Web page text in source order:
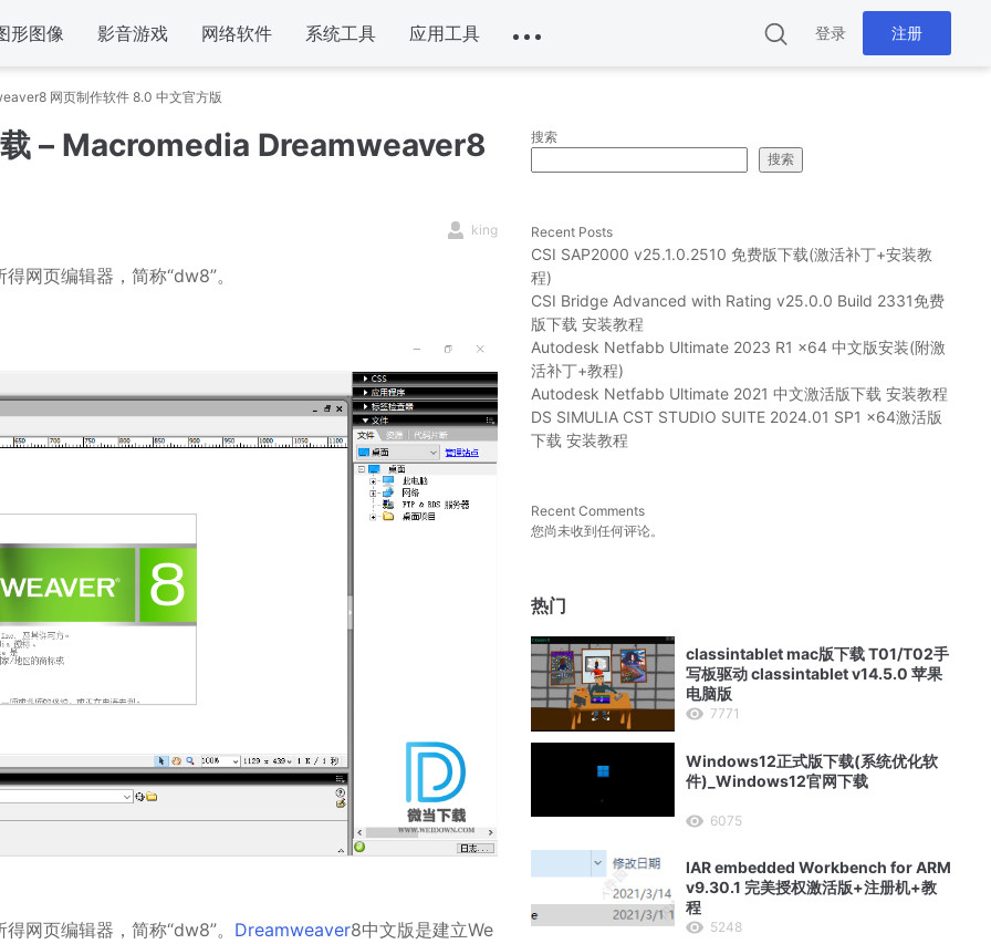
形图像 影音游戏 网络软件 系统工具 应用工具 登录 注册
网页制作软件 8.0 中文官方版
– Macromedia Dreamweaver8
king
网页编辑器，简称“dw8”。
网页编辑器，简称“dw8”。 Dreamweaver8中文版是建立We
搜索
搜索
Recent Posts
CSI SAP2000 v25.1.0.2510 免费版下载(激活补丁+安装教
程)
CSI Bridge Advanced with Rating v25.0.0 Build 2331免费
版下载 安装教程
Autodesk Netfabb Ultimate 2023 R1 x64 中文版安装(附激
活补丁+教程)
Autodesk Netfabb Ultimate 2021 中文激活版下载 安装教程
DS SIMULIA CST STUDIO SUITE 2024.01 SP1 x64激活版
下载 安装教程
Recent Comments
您尚未收到任何评论。
热门
classintablet mac版下载 T01/T02手
写板驱动 classintablet v14.5.0 苹果
电脑版
7771
Windows12正式版下载(系统优化软
件)_Windows12官网下载
6075
IAR embedded Workbench for ARM
v9.30.1 完美授权激活版+注册机+教
程
5248